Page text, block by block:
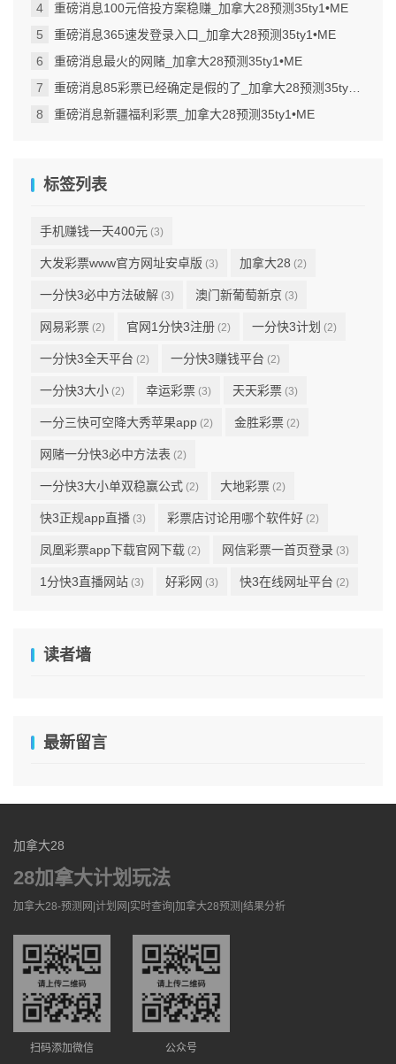
重磅消息100元倍投方案稳赚_加拿大28预测35ty1 •ME
重磅消息365速发登录入口_加拿大28预测35ty1 •ME
重磅消息最火的网赌_加拿大28预测35ty1 •ME
重磅消息85彩票已经确定是假的了_加拿大28预测35ty1 •ME
重磅消息新疆福利彩票_加拿大28预测35ty1 •ME
标签列表
手机赚钱一天400元 (3)
大发彩票www官方网址安卓版 (3) 加拿大28 (2)
一分快3必中方法破解 (3) 澳门新葡萄新京 (3)
网易彩票 (2) 官网1分快3注册 (2) 一分快3计划 (2)
一分快3全天平台 (2) 一分快3赚钱平台 (2)
一分快3大小 (2) 幸运彩票 (3) 天天彩票 (3)
一分三快可空降大秀苹果app (2) 金胜彩票 (2)
网赌一分快3必中方法表 (2)
一分快3大小单双稳赢公式 (2) 大地彩票 (2)
快3正规app直播 (3) 彩票店讨论用哪个软件好 (2)
凤凰彩票app下载官网下载 (2) 网信彩票一首页登录 (3)
1分快3直播网站 (3) 好彩网 (3) 快3在线网址平台 (2)
读者墙
最新留言
加拿大28
28加拿大计划玩法
加拿大28-预测网|计划网|实时查询|加拿大28预测|结果分析
扫码添加微信 公众号